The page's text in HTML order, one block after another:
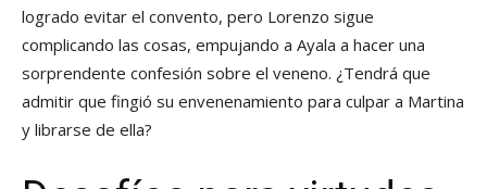
logrado evitar el convento, pero Lorenzo sigue
complicando las cosas, empujando a Ayala a hacer una
sorprendente confesión sobre el veneno. ¿Tendrá que
admitir que fingió su envenenamiento para culpar a Martina
y librarse de ella?